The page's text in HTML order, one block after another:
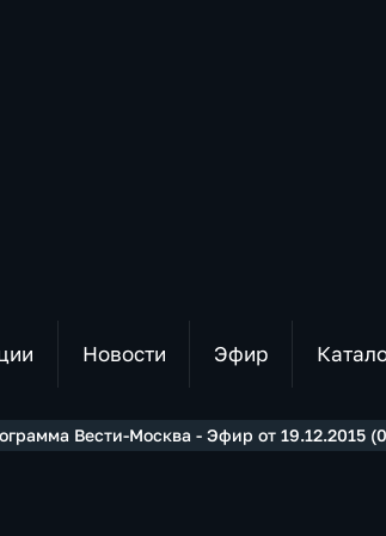
Новости Эфир
Вести-Москва - Эфир от 19.12.2015